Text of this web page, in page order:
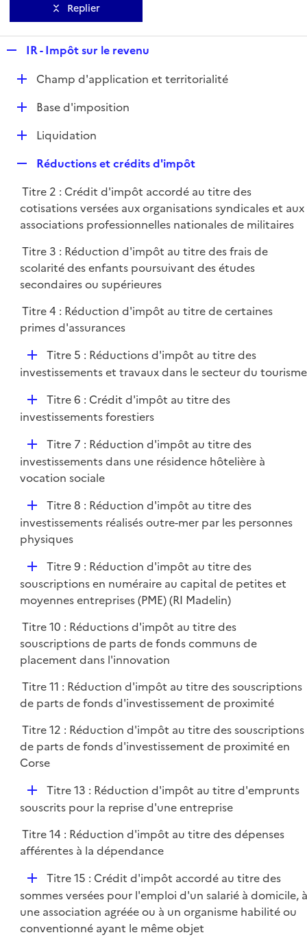
Replier
p
l
i
e
IR - Impôt sur le revenu
DChamp d'application et territorialité
D
e
r
Base d'imposition
D
l
i
e
r
Liquidation
p
l
i
e
Réductions et crédits d'impôt
Titre 2 : Crédit d'impôt accordé au titre des
cotisations versées aux organisations syndicales et aux
associations professionnelles nationales de militaires
Titre 3 : Réduction d'impôt au titre des frais de
scolarité des enfants poursuivant des études
secondaires ou supérieures
Titre 4 : Réduction d'impôt au titre de certaines
primes d'assurances
D
é
i
Titre 5 : Réductions d'impôt au titre des
investissements et travaux dans le secteur du tourisme
D
é
i
e
Titre 6 : Crédit d'impôt au titre des
investissements forestiers
D
é
p
e
r
Titre 7 : Réduction d'impôt au titre des
investissements dans une résidence hôtelière à
vocation sociale
D
é
p
e
r
Titre 8 : Réduction d'impôt au titre des
investissements réalisés outre-mer par les personnes
physiques
D
é
p
i
e
r
Titre 9 : Réduction d'impôt au titre des
souscriptions en numéraire au capital de petites et
moyennes entreprises (PME) (RI Madelin)
Titre 10 : Réductions d'impôt au titre des
souscriptions de parts de fonds communs de
placement dans l'innovation
Titre 11 : Réduction d'impôt au titre des souscriptions
de parts de fonds d'investissement de proximité
Titre 12 : Réduction d'impôt au titre des souscriptions
de parts de fonds d'investissement de proximité en
Corse
D
é
l
i
Titre 13 : Réduction d'impôt au titre d'emprunts
souscrits pour la reprise d'une entreprise
Titre 14 : Réduction d'impôt au titre des dépenses
afférentes à la dépendance
D
é
p
l
Titre 15 : Crédit d'impôt accordé au titre des
sommes versées pour l'emploi d'un salarié à domicile, à
une association agréée ou à un organisme habilité ou
conventionné ayant le même objet